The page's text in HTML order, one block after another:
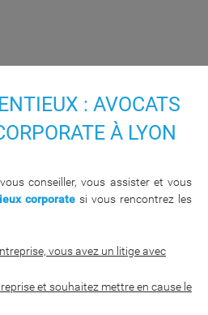
: AVOCATS
À LYON
conseiller, vous assister et vous
corporate si vous rencontrez les
vous avez un litige avec
et souhaitez mettre en cause le